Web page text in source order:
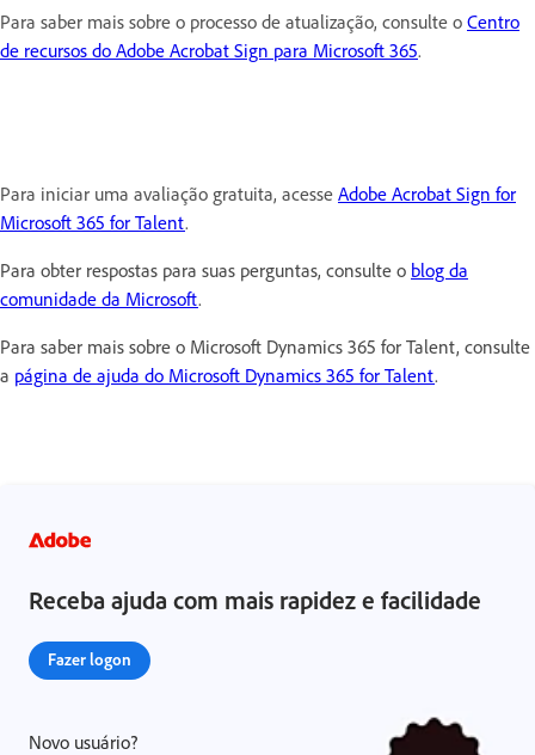
Para saber mais sobre o processo de atualização, consulte o Centro
de recursos do Adobe Acrobat Sign para Microsoft 365.
Para iniciar uma avaliação gratuita, acesse Adobe Acrobat Sign for
Microsoft 365 for Talent.
Para obter respostas para suas perguntas, consulte o blog da
comunidade da Microsoft.
Para saber mais sobre o Microsoft Dynamics 365 for Talent, consulte
a página de ajuda do Microsoft Dynamics 365 for Talent.
Receba ajuda com mais rapidez e facilidade
Fazer logon
Novo usuário?